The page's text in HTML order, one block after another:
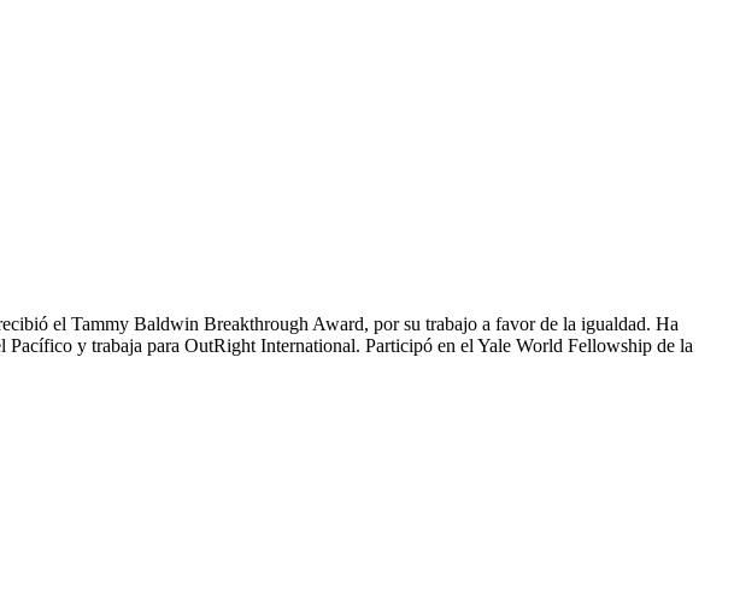
el Tammy Baldwin Breakthrough Award, por su trabajo a favor de la igualdad. Ha
y trabaja para OutRight International. Participó en el Yale World Fellowship de la